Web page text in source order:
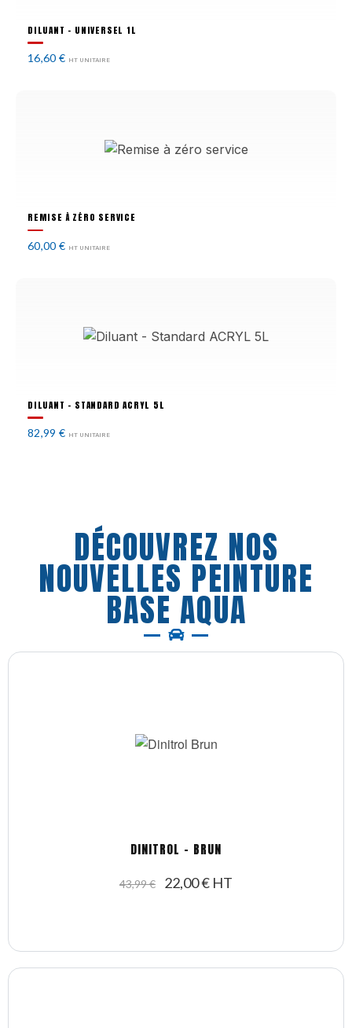
DILUANT - UNIVERSEL 1L
16,60 € HT UNITAIRE
REMISE À ZÉRO SERVICE
60,00 € HT UNITAIRE
DILUANT - STANDARD ACRYL 5L
82,99 € HT UNITAIRE
DÉCOUVREZ NOS
NOUVELLES PEINTURE
BASE AQUA
DINITROL - BRUN
43,99 € 22,00 € HT